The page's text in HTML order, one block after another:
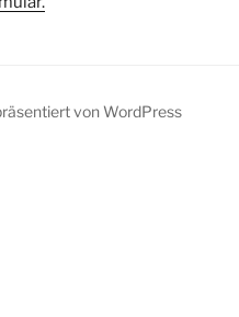
von WordPress